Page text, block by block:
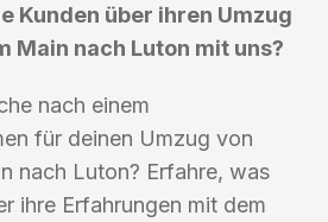
Kunden über ihren Umzug
Main nach Luton mit uns?
nach einem
für deinen Umzug von
nach Luton? Erfahre, was
ihre Erfahrungen mit dem